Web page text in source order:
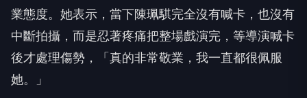
後才處理傷勢，「真的非常敬業，我一直都很佩服
她。」